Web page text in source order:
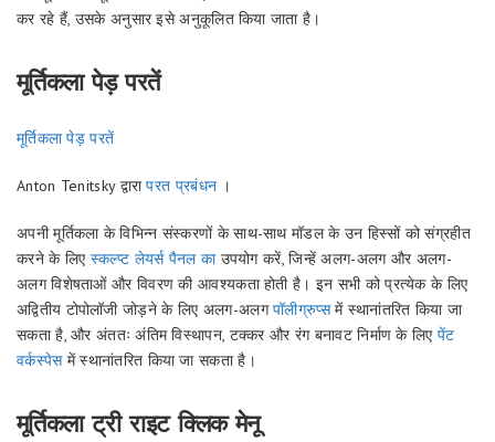
कर रहे हैं, उसके अनुसार इसे अनुकूलित किया जाता है।
मूर्तिकला पेड़ परतें
मूर्तिकला पेड़ परतें
Anton Tenitsky द्वारापरत प्रबंधन ।
अपनी मूर्तिकला के विभिन्न संस्करणों के साथ-साथ मॉडल के उन हिस्सों को संग्रहीत
करने के लिए स्कल्प्ट लेयर्स पैनल काउपयोग करें, जिन्हें अलग-अलग और अलग-
अलग विशेषताओं और विवरण की आवश्यकता होती है। इन सभी को प्रत्येक के लिए
अद्वितीय टोपोलॉजी जोड़ने के लिए अलग-अलगपॉलीग्रुप्समें स्थानांतरित किया जा
सकता है, और अंततः अंतिम विस्थापन, टक्कर और रंग बनावट निर्माण के लिए पेंट
वर्कस्पेसमें स्थानांतरित किया जा सकता है।
मूर्तिकला ट्री राइट क्लिक मेनू